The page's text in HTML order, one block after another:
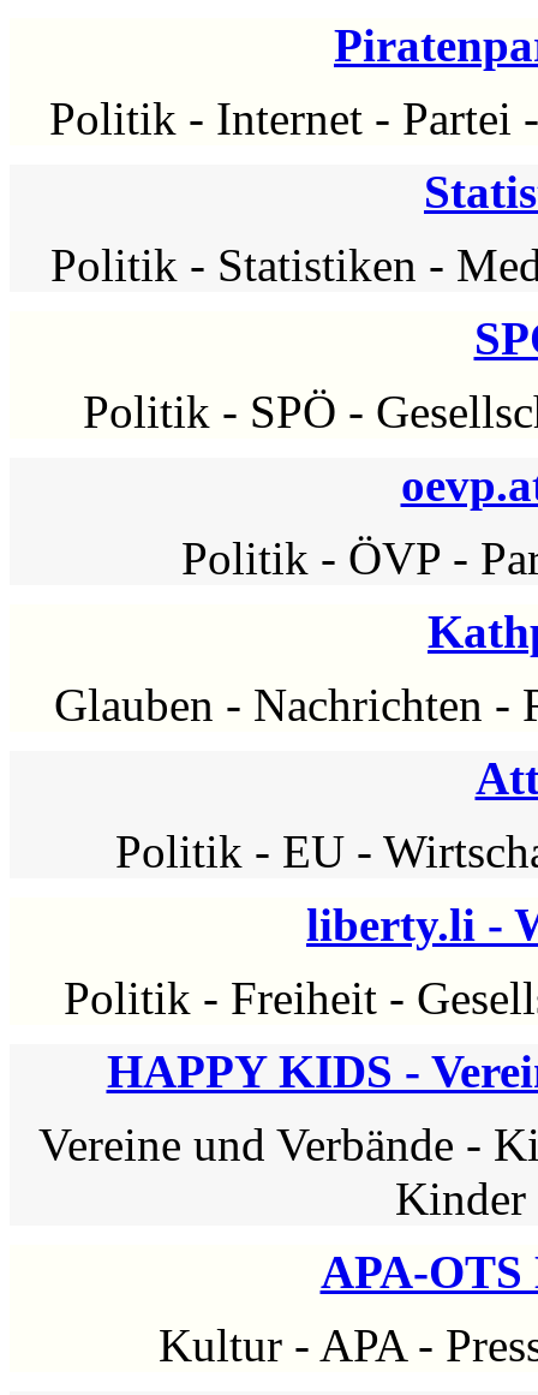
Politik - Internet- Partei
Politik - Statistiken -
Politik - SPÖ -
Politik - ÖVP-
Glauben - Nachrichten -
Politik - EU -
liberty.li -
Politik - Freiheit-
HAPPY KIDS -
Vereine und Verbände -
Kinder
APA-
Kultur - APA-